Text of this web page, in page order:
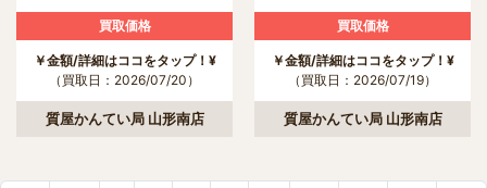
フの買取について
買取価格
￥金額/詳細はココをタップ！¥
（買取日：2026/07/20）
質屋かんてい局 山形南店
買取価格
￥金額/詳細はココをタップ！¥
（買取日：2026/07/19）
質屋かんてい局 山形南店